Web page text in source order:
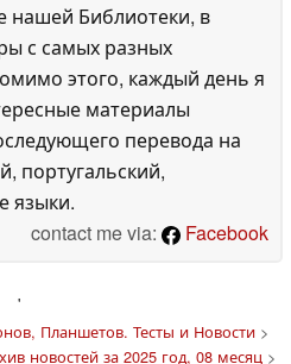
нашей Библиотеки, в
с самых разных
этого, каждый день я
материалы
перевода на
португальский,
языки.
contact me via:
Facebook
'
Планшетов. Тесты и Новости>
новостей за 2025 год, 08 месяц>